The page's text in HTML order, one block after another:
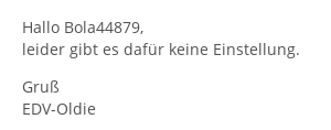
Hallo Bola44879,
leider gibt es dafür keine Einstellung.
Gruß
EDV-Oldie